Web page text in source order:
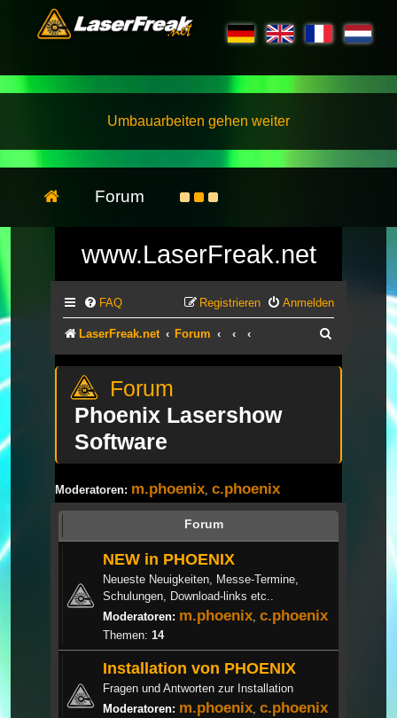
Umbauarbeiten gehen weiter
Forum
www.LaserFreak.net
FAQ Anmelden
Registrieren
LaserFreak.net Forum
Phoenix Lasershow
Software
Moderatoren: m.phoenix c.phoenix
Forum
NEW in PHOENIX
Neueste Neuigkeiten, Messe-Termine,
Schulungen, Download-links etc..
Moderatoren: m.phoenix, c.phoenix
Themen: 14
Installation von PHOENIX
Fragen und Antworten zur Installation
Moderatoren: m.phoenix, c.phoenix